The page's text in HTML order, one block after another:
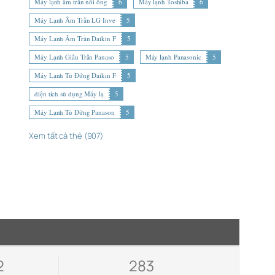
Máy Lạnh Âm Trần LG Inve
5
Máy Lạnh Âm Trần Daikin F
5
Máy Lạnh Giấu Trần Panaso
5 Máy lạnh Panasonic
5
Máy Lạnh Tủ Đứng Daikin F
5
diện tích sử dụng Máy lạ
5
Máy Lạnh Tủ Đứng Panason
5
Xem tất cả thẻ (907)
283